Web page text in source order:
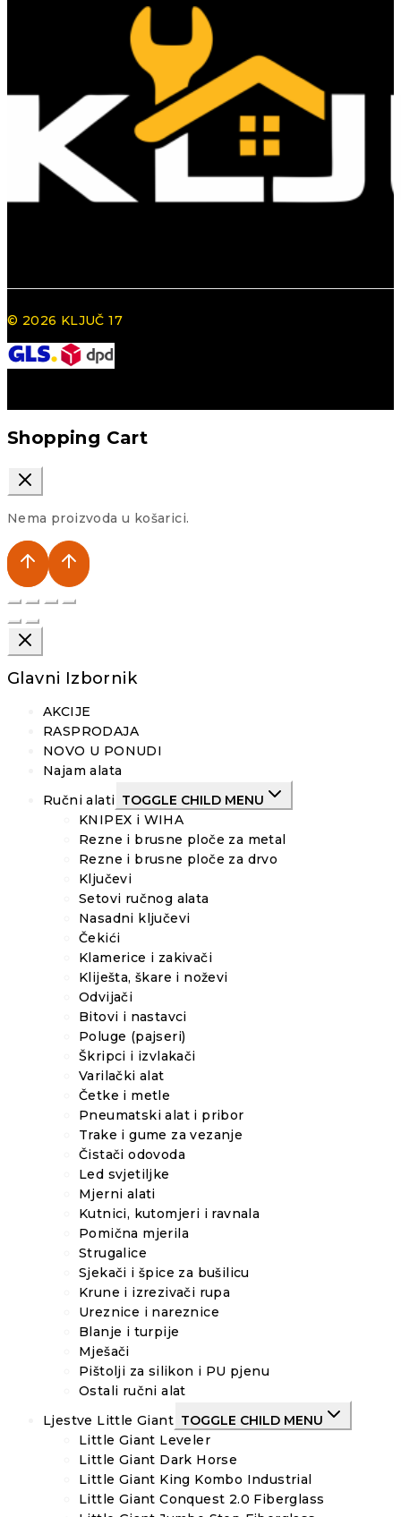
© 2026 KLJUČ 17
Shopping Cart
Nema proizvoda u košarici.
Glavni Izbornik
AKCIJE
RASPRODAJA
NOVO U PONUDI
Najam alata
Ručni alati TOGGLE CHILD MENU
KNIPEX i WIHA
Rezne i brusne ploče za metal
Rezne i brusne ploče za drvo
Ključevi
Setovi ručnog alata
Nasadni ključevi
Čekići
Klamerice i zakivači
Kliješta, škare i noževi
Odvijači
Bitovi i nastavci
Poluge (pajseri)
Škripci i izvlakači
Varilački alat
Četke i metle
Pneumatski alat i pribor
Trake i gume za vezanje
Čistači odovoda
Led svjetiljke
Mjerni alati
Kutnici, kutomjeri i ravnala
Pomična mjerila
Strugalice
Sjekači i špice za bušilicu
Krune i izrezivači rupa
Ureznice i nareznice
Blanje i turpije
Mješači
Pištolji za silikon i PU pjenu
Ostali ručni alat
Ljestve Little Giant TOGGLE CHILD MENU
Little Giant Leveler
Little Giant Dark Horse
Little Giant King Kombo Industrial
Little Giant Conquest 2.0 Fiberglass